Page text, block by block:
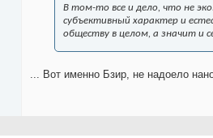
В том-то все и дело, что не
субъективный характер и
обществу в целом, а значит и
... Вот именно Бзир, не надоело